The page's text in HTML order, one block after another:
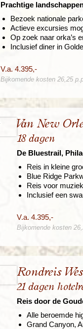
Prachtige
Bezoek nationale
Actieve excursies
Op zoek naar orka’s
Inclusief diner in
V.a. 4.395,-
Bijkomende kosten 26,25
Van New
18 dagen
De Bluestrail,
Reis in kleine
Blue Ridge
Reis voor
Inclusief een
V.a. 4.395,-
Bijkomende kosten
Rondreis
21 dagen
Reis door de
Alle beroemde
Grand Canyon,